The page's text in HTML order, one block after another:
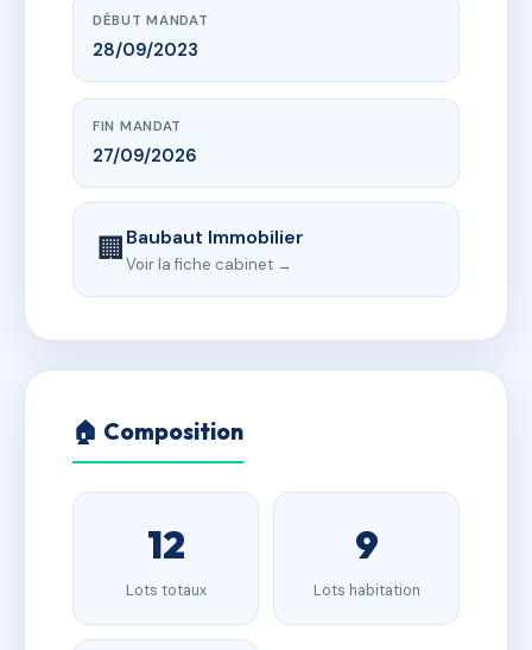
DÉBUT MANDAT
28/09/2023
FIN MANDAT
27/09/2026
🏢Baubaut Immobilier
Voir la fiche cabinet →
🏠 Composition
12
Lots totaux
9
Lots habitation